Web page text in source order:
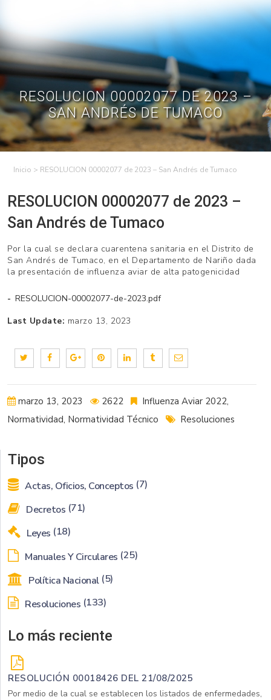
Transparencia
Contrataciones
Contáctenos
Regístrese – Solo
avicultores
Inicia Sesión
content
RESOLUCION 00002077 DE 2023 –
SAN ANDRÉS DE TUMACO
> RESOLUCION 00002077 de 2023 – San Andrés de Tumaco
RESOLUCION 00002077 de 2023 –
San Andrés de Tumaco
Por la cual se declara cuarentena sanitaria en el Distrito de
San Andrés de Tumaco, en el Departamento de Nariño dada
la presentación de influenza aviar de alta patogenicidad
RESOLUCION-00002077-de-2023.pdf
Last Update: marzo 13, 2023
marzo 13, 2023 2622 Influenza Aviar 2022,
Normatividad, Normatividad Técnico Resoluciones
Tipos
Actas, Oficios, Conceptos (7)
Decretos (71)
Leyes (18)
Manuales Y Circulares (25)
Política Nacional (5)
Resoluciones (133)
Lo más reciente
RESOLUCIÓN 00018426 DEL 21/08/2025
Por medio de la cual se establecen los listados de enfermedades,